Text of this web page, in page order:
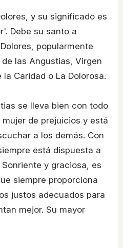
y su significado es
Debe su santo a
popularmente
las Angustias, Virgen
Caridad o La Dolorosa.
se lleva bien con todo
de prejuicios y está
a los demás. Con
está dispuesta a
y graciosa, es
siempre proporciona
justos adecuados para
mejor. Su mayor